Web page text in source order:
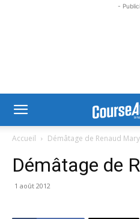
-
Accueil Démâtage de Renaud Mary
Démâtage de
1 août 2012